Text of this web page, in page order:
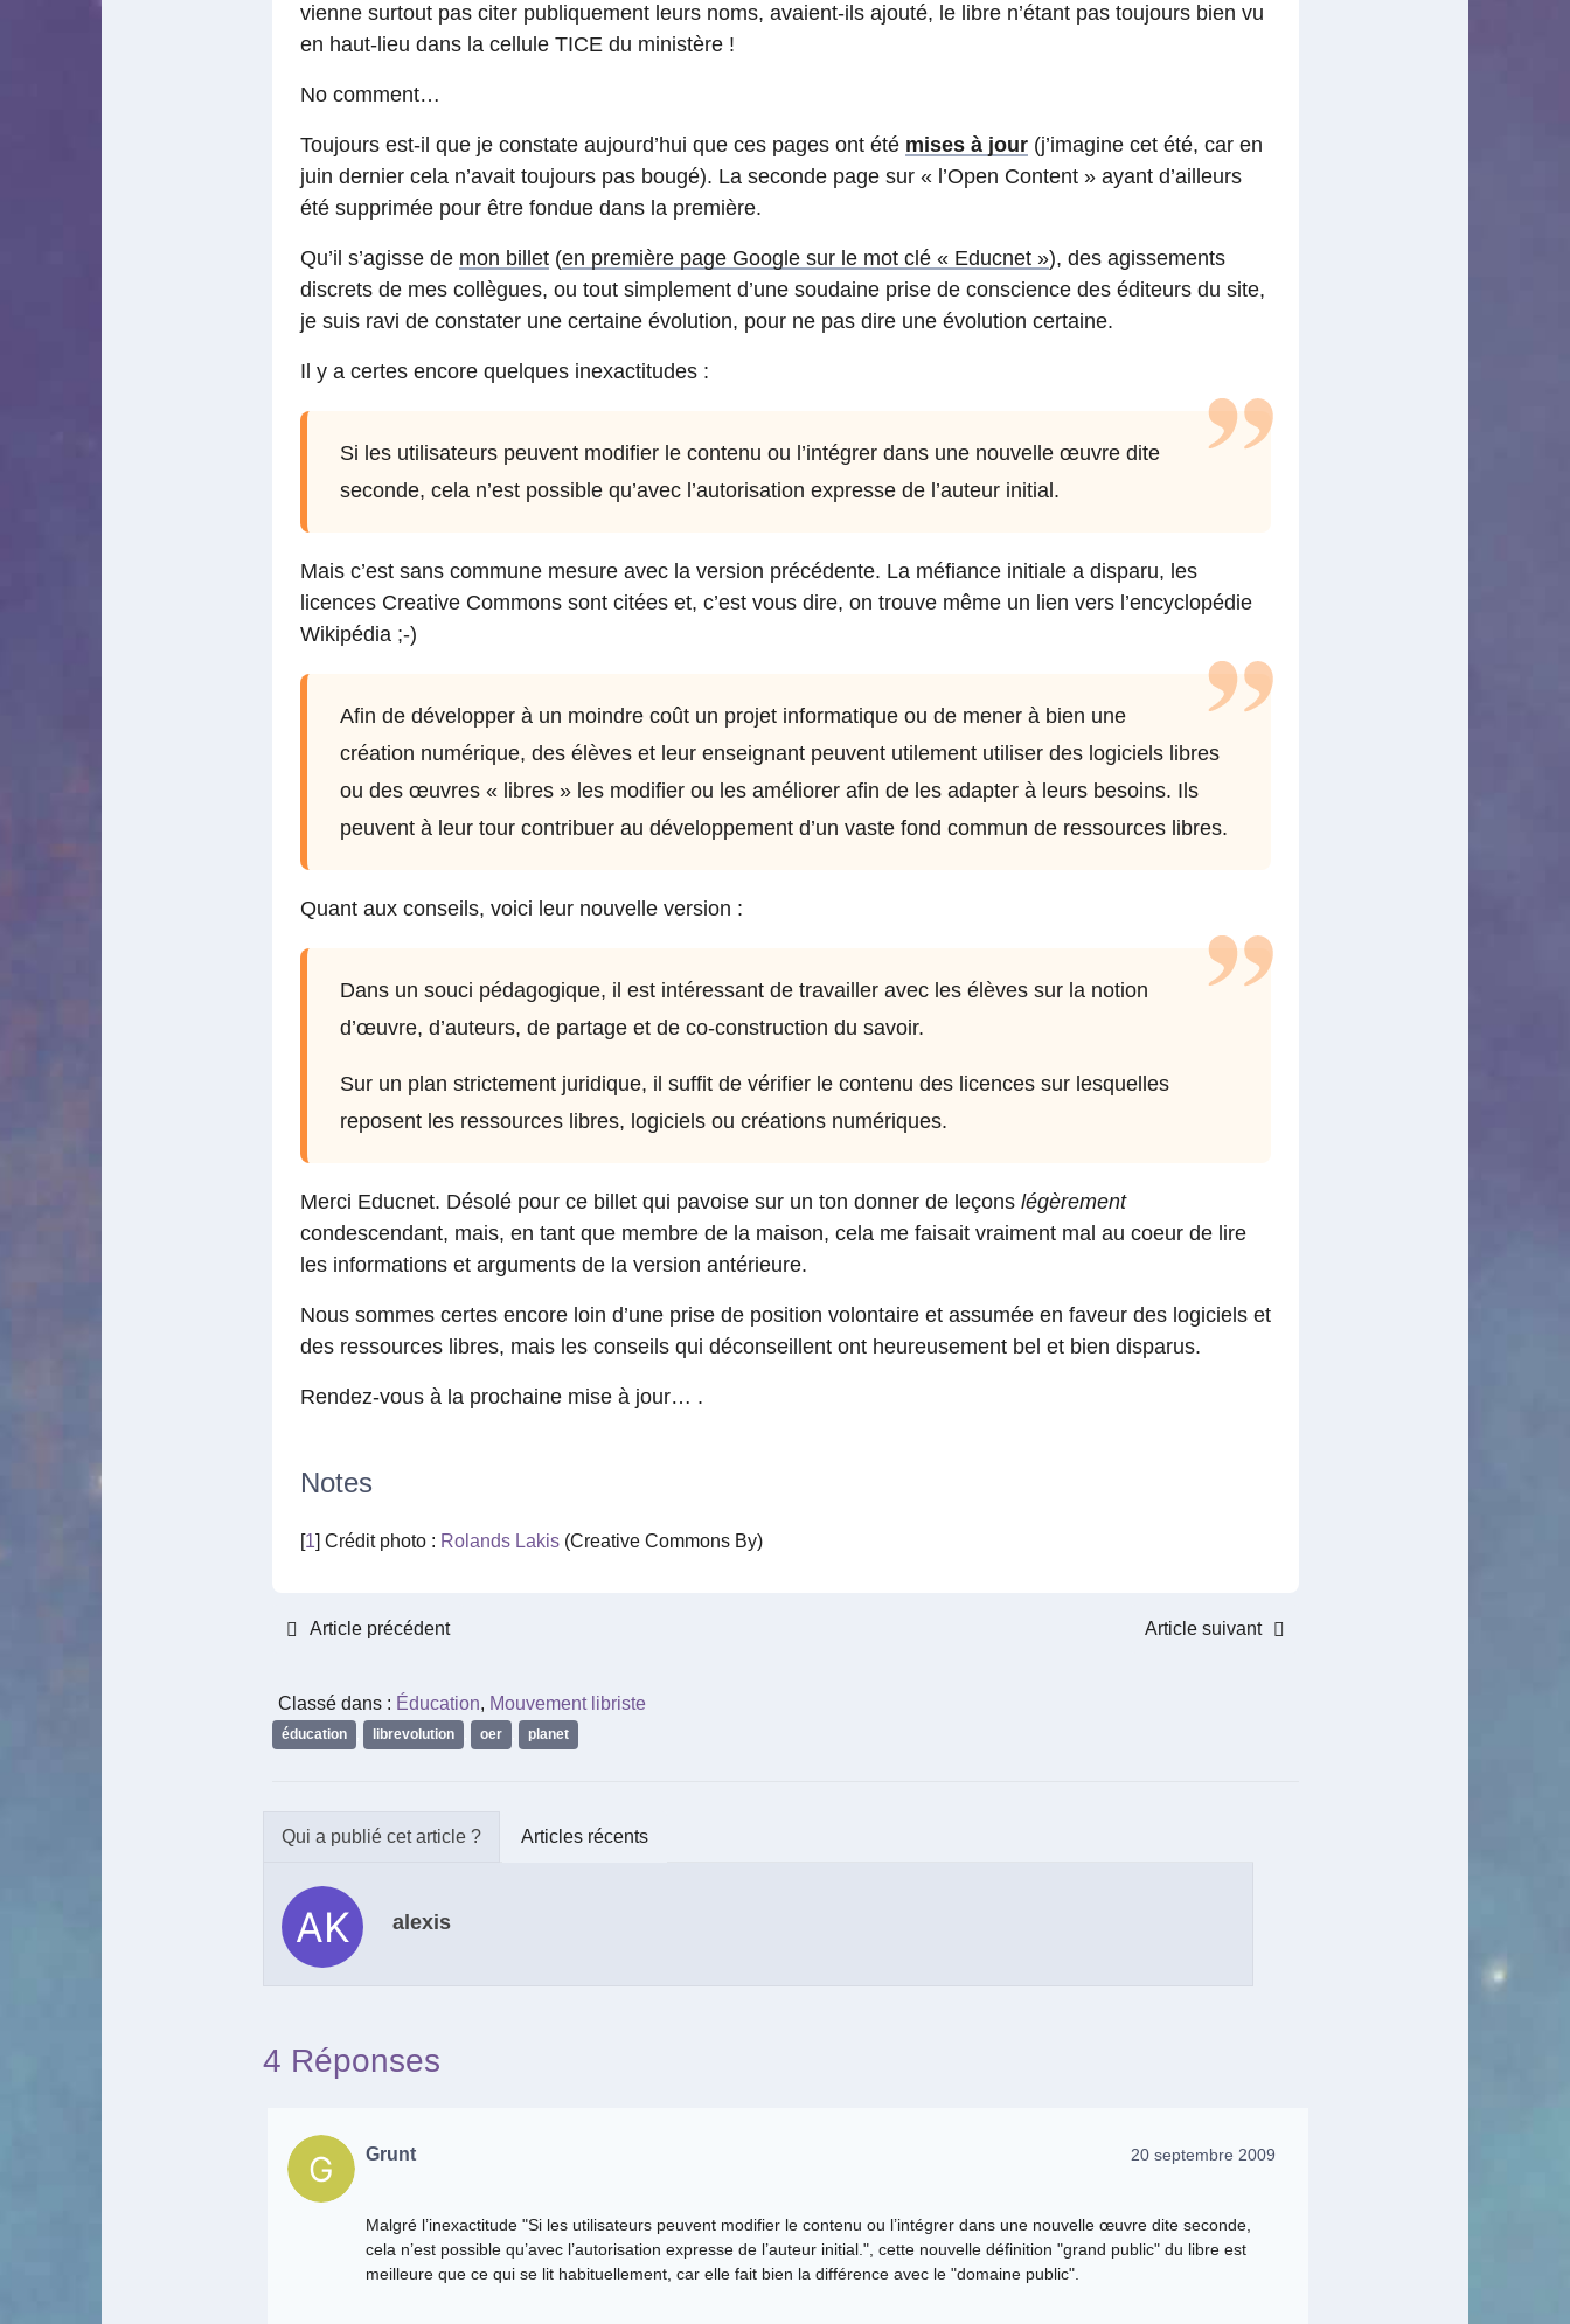
vienne surtout pas citer publiquement leurs noms, avaient-ils ajouté, le libre n’étant pas toujours bien vu
en haut-lieu dans la cellule TICE du ministère !
No comment…
Toujours est-il que je constate aujourd’hui que ces pages ont été mises à jour(j’imagine cet été, car en
juin dernier cela n’avait toujours pas bougé). La seconde page sur « l’Open Content » ayant d’ailleurs
été supprimée pour être fondue dans la première.
Qu’il s’agisse de mon billet(en première page Google sur le mot clé « Educnet »), des agissements
discrets de mes collègues, ou tout simplement d’une soudaine prise de conscience des éditeurs du site,
je suis ravi de constater une certaine évolution, pour ne pas dire une évolution certaine.
Il y a certes encore quelques inexactitudes :
Si les utilisateurs peuvent modifier le contenu ou l’intégrer dans une nouvelle œuvre dite
seconde, cela n’est possible qu’avec l’autorisation expresse de l’auteur initial.
Mais c’est sans commune mesure avec la version précédente. La méfiance initiale a disparu, les
licences Creative Commons sont citées et, c’est vous dire, on trouve même un lien vers l’encyclopédie
Wikipédia ;-)
Afin de développer à un moindre coût un projet informatique ou de mener à bien une
création numérique, des élèves et leur enseignant peuvent utilement utiliser des logiciels libres
ou des œuvres « libres » les modifier ou les améliorer afin de les adapter à leurs besoins. Ils
peuvent à leur tour contribuer au développement d’un vaste fond commun de ressources libres.
Quant aux conseils, voici leur nouvelle version :
Dans un souci pédagogique, il est intéressant de travailler avec les élèves sur la notion
d’œuvre, d’auteurs, de partage et de co-construction du savoir.
Sur un plan strictement juridique, il suffit de vérifier le contenu des licences sur lesquelles
reposent les ressources libres, logiciels ou créations numériques.
Merci Educnet. Désolé pour ce billet qui pavoise sur un ton donner de leçons légèrement
condescendant, mais, en tant que membre de la maison, cela me faisait vraiment mal au coeur de lire
les informations et arguments de la version antérieure.
Nous sommes certes encore loin d’une prise de position volontaire et assumée en faveur des logiciels et
des ressources libres, mais les conseils qui déconseillent ont heureusement bel et bien disparus.
Rendez-vous à la prochaine mise à jour… .
Notes
[1] Crédit photo : Rolands Lakis(Creative Commons By)
Article précédent Article suivant
Classé dans : Éducation, Mouvement libriste
éducation librevolution oer planet
Articles récents
alexis
4 Réponses
Grunt 20 septembre 2009
Malgré l’inexactitude "Si les utilisateurs peuvent modifier le contenu ou l’intégrer dans une nouvelle œuvre dite seconde,
cela n’est possible qu’avec l’autorisation expresse de l’auteur initial.", cette nouvelle définition "grand public" du libre est
meilleure que ce qui se lit habituellement, car elle fait bien la différence avec le "domaine public".